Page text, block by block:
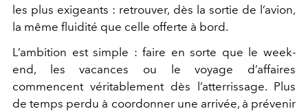
les plus exigeants : retrouver, dès la sortie de l’avion,
la même fluidité que celle offerte à bord.
L’ambition est simple : faire en sorte que le week-
end, les vacances ou le voyage d’affaires
commencent véritablement dès l’atterrissage. Plus
de temps perdu à coordonner une arrivée, à prévenir